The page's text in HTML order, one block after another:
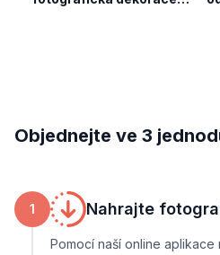
Objednejte ve 3
1 Nahrajte
Pomocí naší online